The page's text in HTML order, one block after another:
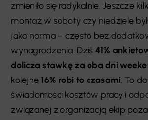
zmieniło się radykalnie. Jeszcze
montaż w soboty czy niedziele
jako norma – często bez
wynagrodzenia. Dziś 41%
dolicza stawkę za oba dni
kolejne 16% robi to czasami. To
świadomości kosztów pracy i
związanej z organizacją ekip poza